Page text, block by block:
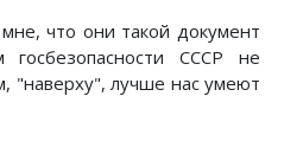
что они такой документ
госбезопасности СССР не
"наверху", лучше нас умеют